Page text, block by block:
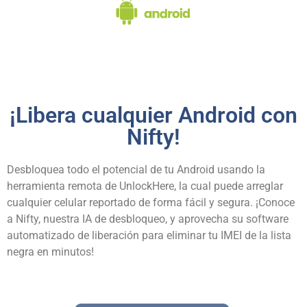
¡Libera cualquier Android con
Nifty!
Desbloquea todo el potencial de tu Android usando la
herramienta remota de UnlockHere, la cual puede arreglar
cualquier celular reportado de forma fácil y segura. ¡Conoce
a Nifty, nuestra IA de desbloqueo, y aprovecha su software
automatizado de liberación para eliminar tu IMEI de la lista
negra en minutos!